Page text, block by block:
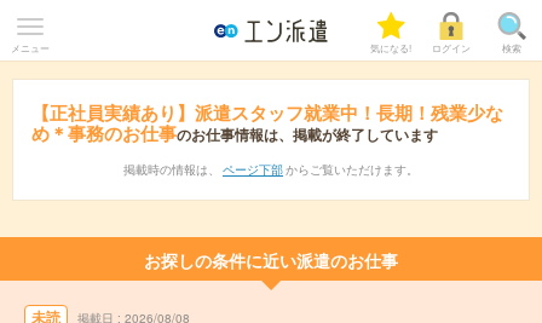
メニュー 気になる! ログイン 検索
【正社員実績あり】派遣スタッフ就業中！長期！残業少な
め＊事務のお仕事のお仕事情報は、掲載が終了しています
掲載時の情報は、 ページ下部 からご覧いただけます。
お探しの条件に近い派遣のお仕事
未読 掲載日 2026/08/08